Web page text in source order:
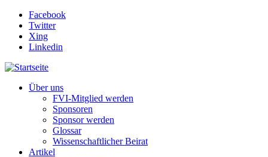
Direkt zum Inhalt
Facebook
Twitter
Xing
Linkedin
Über uns
FVI-Mitglied werden
Sponsoren
Sponsor werden
Glossar
Wissenschaftlicher Beirat
Artikel